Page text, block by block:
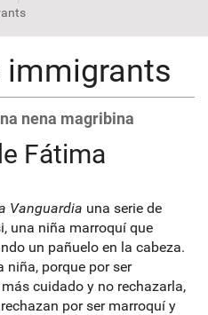
immigrants
nena magribina
Fátima
Vanguardia una serie de
una niña marroquí que
un pañuelo en la cabeza.
niña, porque por ser
cuidado y no rechazarla,
por ser marroquí y